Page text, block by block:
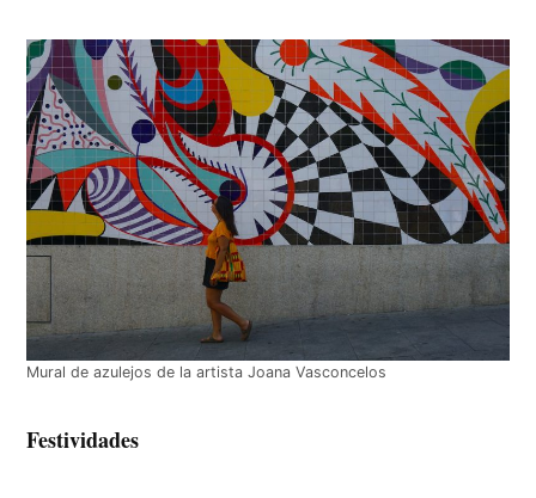
Mural de azulejos de la artista Joana Vasconcelos
Festividades